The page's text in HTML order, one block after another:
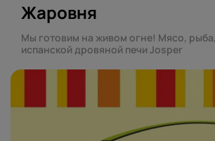
Жаровня
Мы готовим на живом огне! Мясо,
испанской дровяной печи Josper